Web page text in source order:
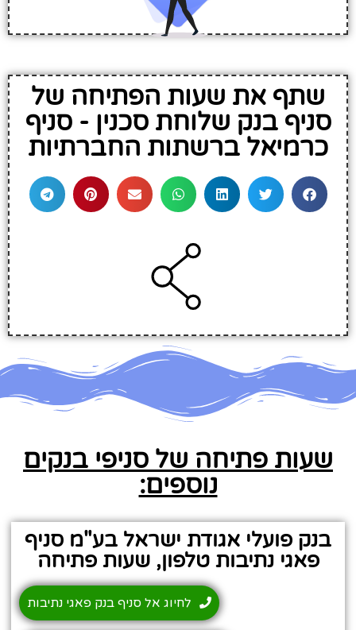
שתף את שעות הפתיחה של
סניף בנק שלוחת סכנין - סניף
כרמיאל ברשתות החברתיות
שעות פתיחה של סניפי בנקים
נוספים:
בנק פועלי אגודת ישראל בע"מ סניף
פאגי נתיבות טלפון, שעות פתיחה
לחיוג אל סניף בנק פאגי נתיבות